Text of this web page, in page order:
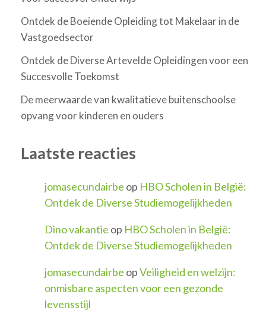
Ontdek de Boeiende Opleiding tot Makelaar in de
Vastgoedsector
Ontdek de Diverse Artevelde Opleidingen voor een
Succesvolle Toekomst
De meerwaarde van kwalitatieve buitenschoolse
opvang voor kinderen en ouders
Laatste reacties
jomasecundairbe op HBO Scholen in België:
Ontdek de Diverse Studiemogelijkheden
Dino vakantie op HBO Scholen in België:
Ontdek de Diverse Studiemogelijkheden
jomasecundairbe opVeiligheid en welzijn:
onmisbare aspecten voor een gezonde
levensstijl